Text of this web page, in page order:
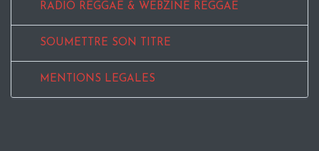
RADIO REGGAE & WEBZINE REGGAE
SOUMETTRE SON TITRE
MENTIONS LEGALES